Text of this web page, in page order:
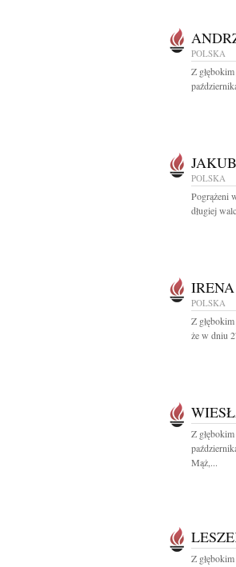
POLSKA
Z
POLSKA
Pogrążeni
długiej
POLSKA
Z
że w dniu
Z
Mąż,...
Z